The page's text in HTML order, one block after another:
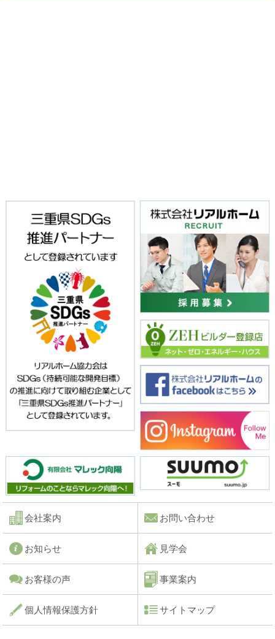
会社案内 お問い合わせ
お知らせ 見学会
お客様の声 事業案内
個人情報保護方針 サイトマップ